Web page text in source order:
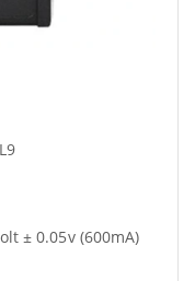
± 0.05v (600mA)